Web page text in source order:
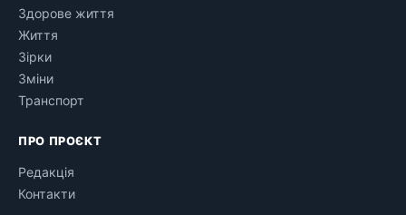
Здорове життя
Життя
Зірки
Зміни
Транспорт
ПРО ПРОЄКТ
Редакція
Контакти